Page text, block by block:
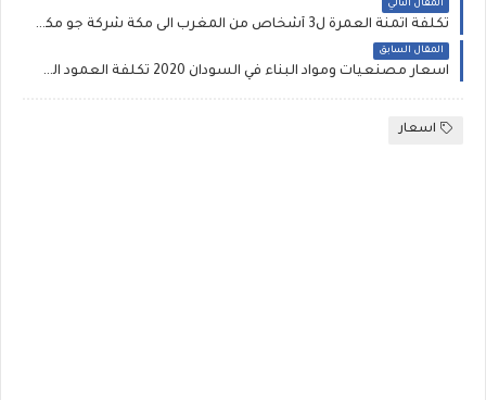
المقال التالي
تكلفة اثمنة العمرة ل3 أشخاص من المغرب الى مكة شركة جو مكة ثمن وكالات الاسفار بالمغرب العمرة بالدار البيضاء 1441 اسعار عمرة رجب وشعبان ورمضان 2020
المقال السابق
اسعار مصنعيات ومواد البناء في السودان 2020 تكلفة العمود الخرساني وبناء منزل بالسودان اليوم وسعر متر البياض والكهرباء والسباكة والدهان والتشطيب ارتفاع نسب البناء 12 %
اسعار